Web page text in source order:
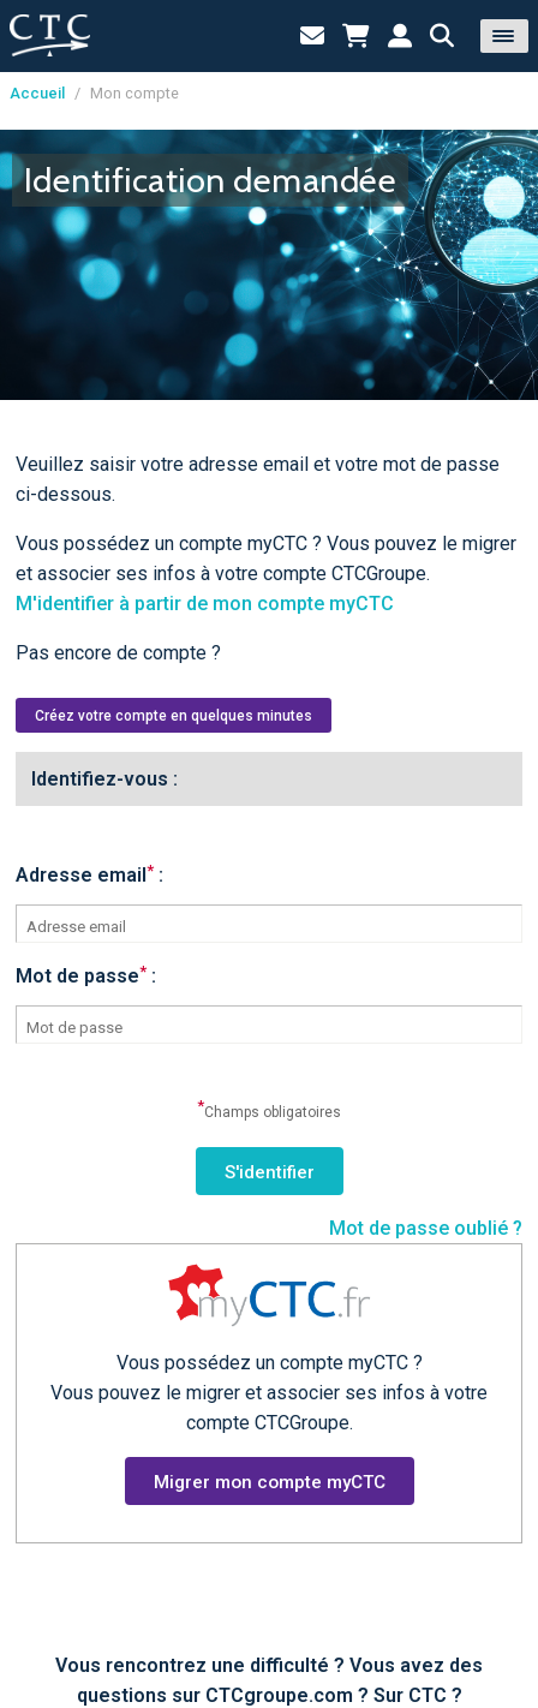
Panneau de gestion des cookies
Accueil / Mon compte
Identification demandée
Veuillez saisir votre adresse email et votre mot de passe
ci-dessous.
Vous possédez un compte myCTC ? Vous pouvez le migrer
et associer ses infos à votre compte CTCGroupe.
M'identifier à partir de mon compte myCTC
Pas encore de compte ?
Créez votre compte en quelques minutes
Identifiez-vous :
Adresse email*:
Mot de passe*:
*Champs obligatoires
Mot de passe oublié ?
Vous possédez un compte myCTC ?
Vous pouvez le migrer et associer ses infos à votre
compte CTCGroupe.
Migrer mon compte myCTC
Vous rencontrez une difficulté ? Vous avez des
questions sur CTCgroupe.com ? Sur CTC ?